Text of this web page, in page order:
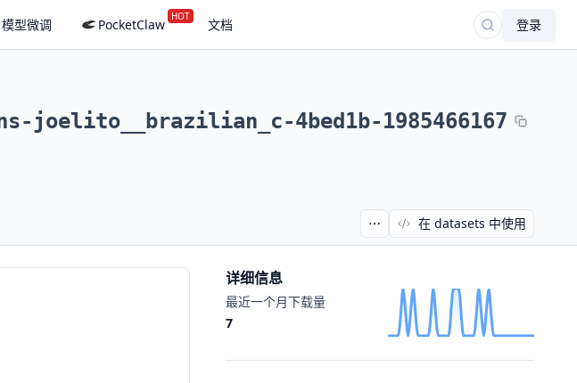
模型微调 PocketClaw HOT 文档 登录
4bed1b-1985466167
在 datasets 中使用
详细信息
最近一个月下载量
7